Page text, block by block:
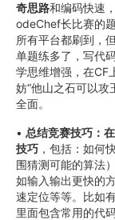
奇思路和编码快速
odeChef长比赛的
所有平台都刷到，
单题练多了，写代
学思维增强，在CF
妨“他山之石可以攻
全面。
• 总结竞赛技巧：
技巧 ，包括：如何
围猜测可能的算法
如输入输出更快的
速定位等等。比如
里面包含常用的代